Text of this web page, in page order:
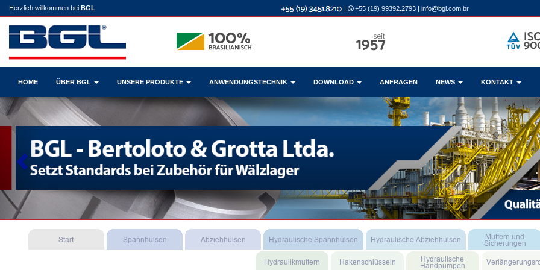
Herzlich willkommen bei BGL | +55 (19) 99392.2793 | info@bgl.com.br
HOME ÜBER BGL UNSERE PRODUKTE ANWENDUNGSTECHNIK DOWNLOAD ANFRAGEN NEWS KONTAKT
Previous